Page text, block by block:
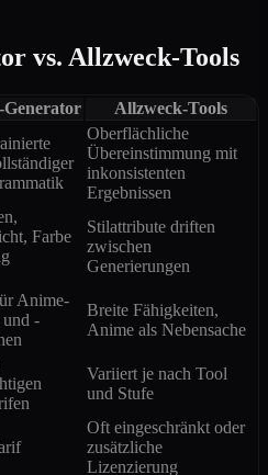
vs. Allzweck-Tools
Allzweck-Tools
Oberflächliche
Übereinstimmung mit
inkonsistenten
Ergebnissen
Farbe
Stilattribute driften
zwischen
Generierungen
Anime-
und -
Breite Fähigkeiten,
Anime als Nebensache
Variiert je nach Tool
und Stufe
Oft eingeschränkt oder
zusätzliche
Lizenzierung